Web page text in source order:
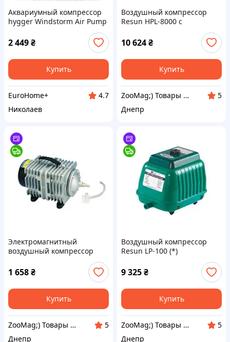
Аквариумный компрессор
hygger Windstorm Air Pump
Kit HG158 (15W, 1325 л/ч)
мощный аэратор для
больших аквариумов и
прудов
2 449₴
Купить
EuroHome+
4.7
Николаев
Воздушный компрессор
Resun HPL-8000 с
бесперебойной подачей
воздуха (*)
10 624₴
Купить
ZooMag;) Товары для животных
5
Днепр
Электромагнитный
воздушный компрессор
Resun ACO-001, 2280 л/ч (*)
1 658₴
Купить
ZooMag;) Товары для животных
5
Днепр
Воздушный компрессор
Resun LP-100 (*)
9 325₴
Купить
ZooMag;) Товары для животных
5
Днепр